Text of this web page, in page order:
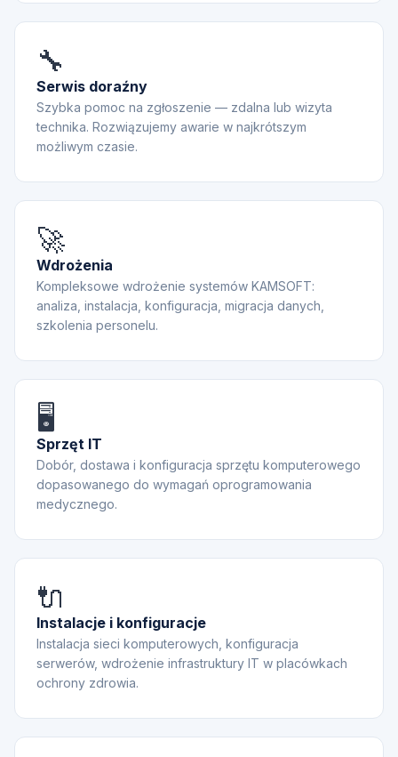
🔧
Serwis doraźny
Szybka pomoc na zgłoszenie — zdalna lub wizyta
technika. Rozwiązujemy awarie w najkrótszym
możliwym czasie.
🚀
Wdrożenia
Kompleksowe wdrożenie systemów KAMSOFT:
analiza, instalacja, konfiguracja, migracja danych,
szkolenia personelu.
🖥️
Sprzęt IT
Dobór, dostawa i konfiguracja sprzętu komputerowego
dopasowanego do wymagań oprogramowania
medycznego.
🔌
Instalacje i konfiguracje
Instalacja sieci komputerowych, konfiguracja
serwerów, wdrożenie infrastruktury IT w placówkach
ochrony zdrowia.